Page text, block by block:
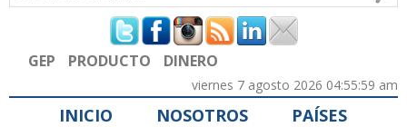
Formulario de búsqueda
GEP PRODUCTO DINERO
viernes 7 agosto 2026 04:55:59 am
INICIO NOSOTROS
PAÍSES